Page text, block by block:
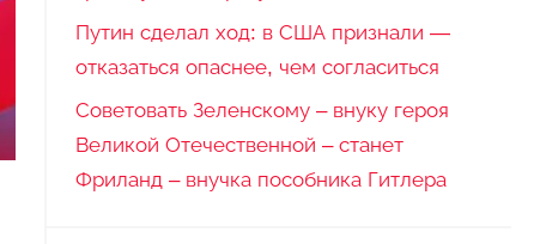
Путин сделал ход: в США признали —
отказаться опаснее, чем согласиться
Советовать Зеленскому – внуку героя
Великой Отечественной – станет
Фриланд – внучка пособника Гитлера